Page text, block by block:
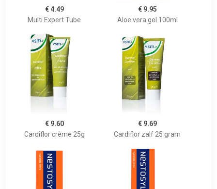
€ 4.49
Multi Expert Tube
€ 9.95
Aloe vera gel 100ml
€ 9.60
Cardiflor crème 25g
€ 9.69
Cardiflor zalf 25 gram